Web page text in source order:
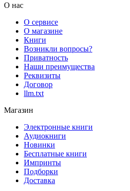
О нас
О сервисе
О магазине
Книги
Возникли вопросы?
Приватность
Наши преимущества
Реквизиты
Договор
llm.txt
Магазин
Электронные книги
Аудиокниги
Новинки
Бесплатные книги
Импринты
Подборки
Доставка